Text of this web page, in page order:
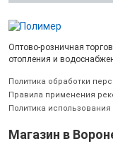
Оптово-розничная
отопления и
Политика обработки
Правила применения
Политика
Магазин в